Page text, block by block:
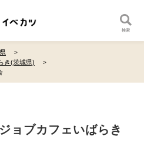
検索
き(茨城県)
ョブカフェいばらき